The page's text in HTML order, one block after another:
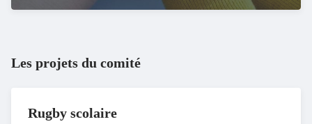
Les projets du comité
Rugby scolaire